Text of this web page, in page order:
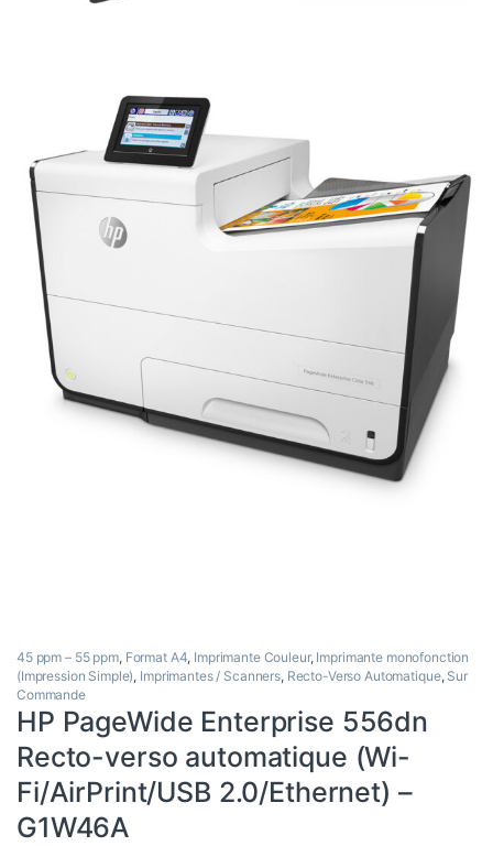
45 ppm – 55 ppm, Format A4, Imprimante Couleur, Imprimante monofonction
(Impression Simple), Imprimantes / Scanners, Recto-Verso Automatique, Sur
Commande
HP PageWide Enterprise 556dn
Recto-verso automatique (Wi-
Fi/AirPrint/USB 2.0/Ethernet) –
G1W46A